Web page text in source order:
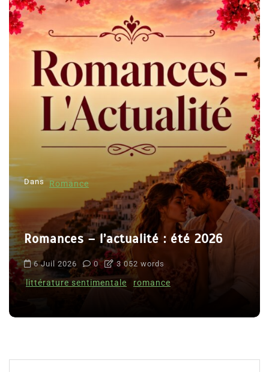
Dans Romance
Romances – l’actualité : été 2026
6 Juil 2026 0 3 052 words
littérature sentimentale romance